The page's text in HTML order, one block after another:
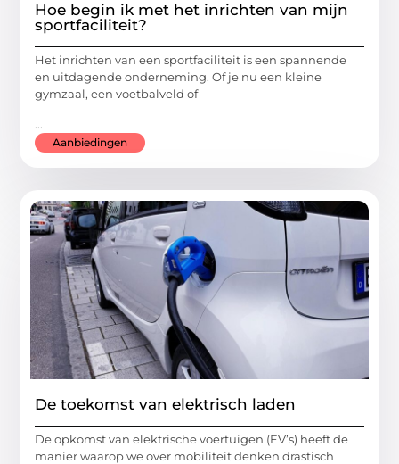
Hoe begin ik met het inrichten van mijn
sportfaciliteit?
Het inrichten van een sportfaciliteit is een spannende
en uitdagende onderneming. Of je nu een kleine
gymzaal, een voetbalveld of
...
Aanbiedingen
De toekomst van elektrisch laden
De opkomst van elektrische voertuigen (EV’s) heeft de
manier waarop we over mobiliteit denken drastisch